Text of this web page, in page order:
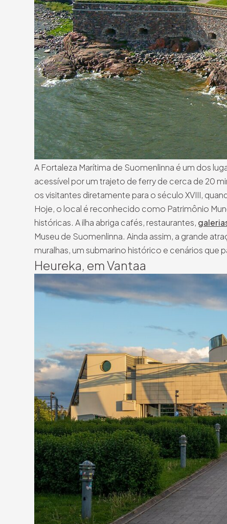
A Fortaleza Marítima de Suomenlinna é um dos
acessível por um trajeto de ferry de cerca de 20
os visitantes diretamente para o século XVIII,
Hoje, o local é reconhecido como Patrimônio
históricas. A ilha abriga cafés, restaurantes,
Museu de Suomenlinna. Ainda assim, a grande
muralhas, um submarino histórico e cenários que
Heureka, em Vantaa